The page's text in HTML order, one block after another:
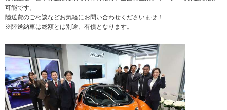
可能です。
陸送費のご相談などお気軽にお問い合わせくださいませ！
※陸送納車は総額とは別途、有償となります。